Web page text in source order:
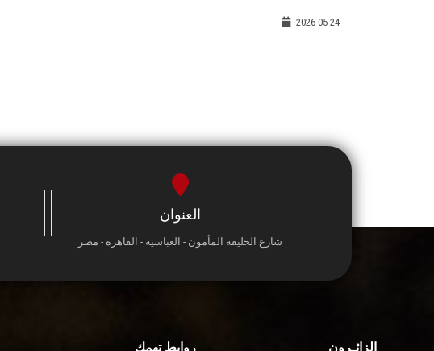
2026-05-24
العنوان
شارع الخليفة المأمون - العباسية - القاهرة - مصر
الزائـرون روابط تهمك